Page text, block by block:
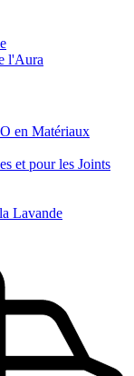
l'Aura
en Matériaux
et pour les Joints
Lavande